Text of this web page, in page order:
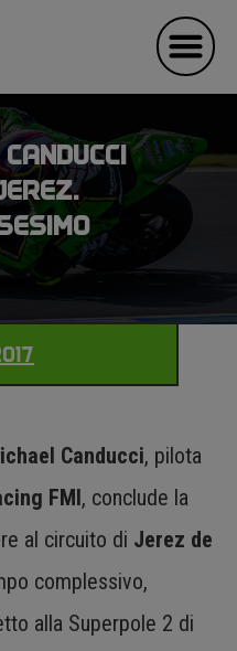
Canducci, pilota
FMI, conclude la
al circuito di Jerez de
complessivo,
alla Superpole 2 di